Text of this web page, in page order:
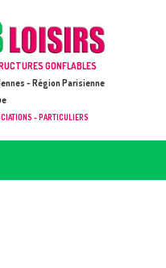
GONFLABLES
- Région Parisienne
- PARTICULIERS
24H)